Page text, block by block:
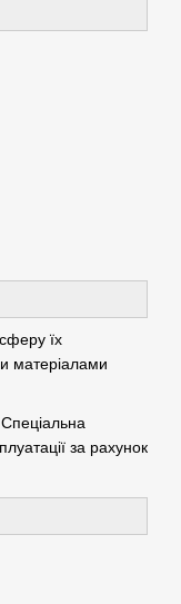
їх
матеріалами
за рахунок